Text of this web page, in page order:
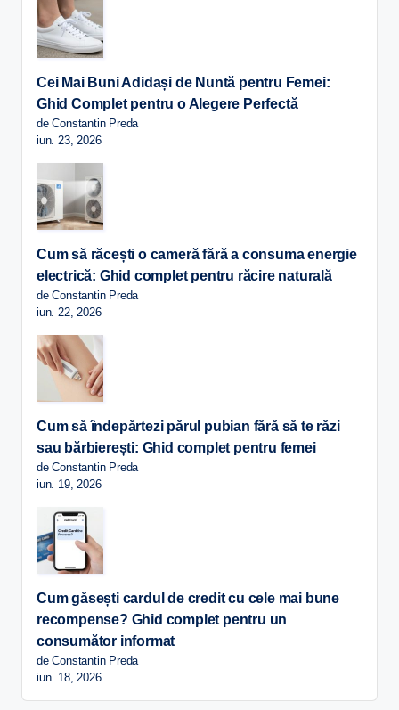
Cei Mai Buni Adidași de Nuntă pentru Femei:
Ghid Complet pentru o Alegere Perfectă
de Constantin Preda
iun. 23, 2026
Cum să răcești o cameră fără a consuma energie
electrică: Ghid complet pentru răcire naturală
de Constantin Preda
iun. 22, 2026
Cum să îndepărtezi părul pubian fără să te răzi
sau bărbierești: Ghid complet pentru femei
de Constantin Preda
iun. 19, 2026
Cum găsești cardul de credit cu cele mai bune
recompense? Ghid complet pentru un
consumător informat
de Constantin Preda
iun. 18, 2026